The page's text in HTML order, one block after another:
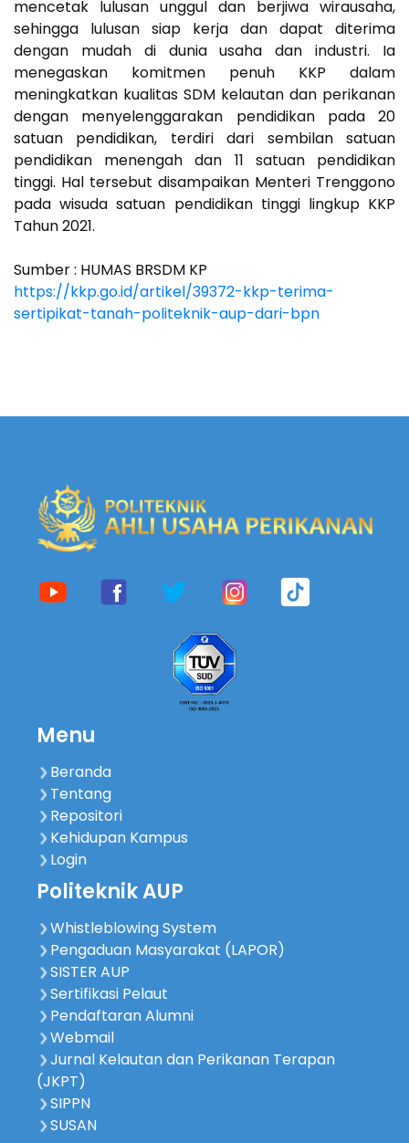
mencetak lulusan unggul dan berjiwa wirausaha,
sehingga lulusan siap kerja dan dapat diterima
dengan mudah di dunia usaha dan industri. Ia
menegaskan komitmen penuh KKP dalam
meningkatkan kualitas SDM kelautan dan perikanan
dengan menyelenggarakan pendidikan pada 20
satuan pendidikan, terdiri dari sembilan satuan
pendidikan menengah dan 11 satuan pendidikan
tinggi. Hal tersebut disampaikan Menteri Trenggono
pada wisuda satuan pendidikan tinggi lingkup KKP
Tahun 2021.
Sumber : HUMAS BRSDM KP
https://kkp.go.id/artikel/39372-kkp-terima-
sertipikat-tanah-politeknik-aup-dari-bpn
Menu
Beranda
Tentang
Repositori
Kehidupan Kampus
Login
Politeknik AUP
Whistleblowing System
Pengaduan Masyarakat (LAPOR)
SISTER AUP
Sertifikasi Pelaut
Pendaftaran Alumni
Webmail
Jurnal Kelautan dan Perikanan Terapan
(JKPT)
SIPPN
SUSAN